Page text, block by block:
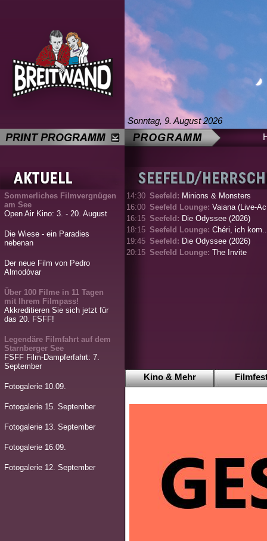
Sonntag, 9. August 2026
Sommerliches Filmvergnügen
am See
Open Air Kino: 3. - 20. August
Die Wiese - ein Paradies
nebenan
Der neue Film von Pedro
Almodóvar
Über 100 Filme in 11 Tagen
mit Ihrem Filmpass!
Akkreditieren Sie sich jetzt für
das 20. FSFF!
Legendäre Filmfahrt auf dem
Starnberger See
FSFF Film-Dampferfahrt: 7.
September
Fotogalerie 10.09.
Fotogalerie 15. September
Fotogalerie 13. September
Fotogalerie 16.09.
Fotogalerie 12. September
14:30 Seefeld: Minions & Monsters
16:00 Seefeld Lounge: Vaiana (Live-
16:15 Seefeld: Die Odyssee (2026)
18:15 Seefeld Lounge: Chéri, ich
19:45 Seefeld: Die Odyssee (2026)
20:15 Seefeld Lounge: The Invite
Kino & Mehr